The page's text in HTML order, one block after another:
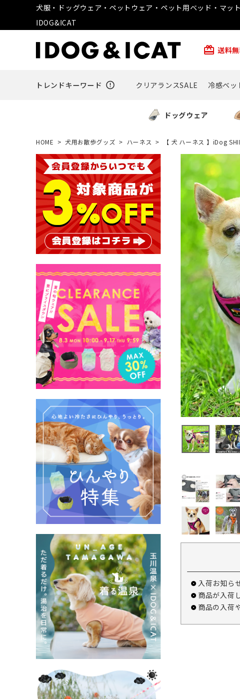
犬服・ドッグウェア・ペットウェア・ペット用ベッド・マッ
IDOG&ICAT
card_giftcard 送料
トレンドキーワード error_outline クリアランスSALE 冷感ベッ
ドッグウェア
HOME 犬用お散歩グッズ ハーネス 【 犬 ハーネス 】iDog
入荷お知ら
商品が入荷
商品の入荷